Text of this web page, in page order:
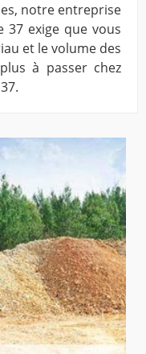
notre entreprise
37 exige que vous
et le volume des
à passer chez